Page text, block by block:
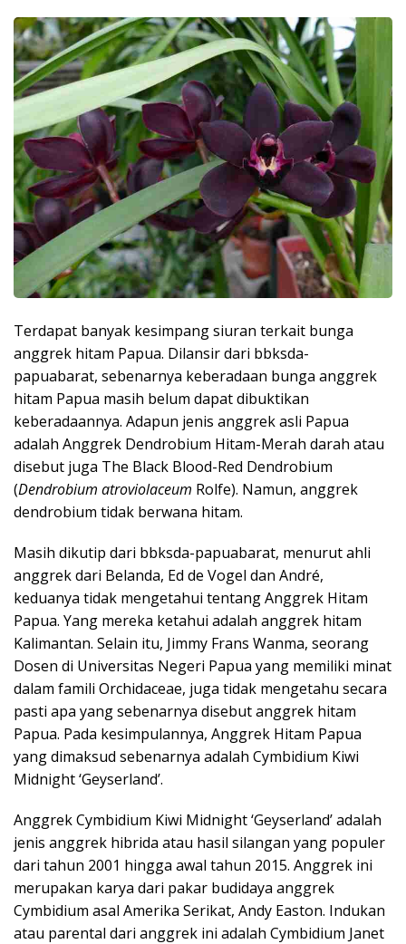
Terdapat banyak kesimpang siuran terkait bunga
anggrek hitam Papua. Dilansir dari bbksda-
papuabarat, sebenarnya keberadaan bunga anggrek
hitam Papua masih belum dapat dibuktikan
keberadaannya. Adapun jenis anggrek asli Papua
adalah Anggrek Dendrobium Hitam-Merah darah atau
disebut juga The Black Blood-Red Dendrobium
(Dendrobium atroviolaceum Rolfe). Namun, anggrek
dendrobium tidak berwana hitam.
Masih dikutip dari bbksda-papuabarat, menurut ahli
anggrek dari Belanda, Ed de Vogel dan André,
keduanya tidak mengetahui tentang Anggrek Hitam
Papua. Yang mereka ketahui adalah anggrek hitam
Kalimantan. Selain itu, Jimmy Frans Wanma, seorang
Dosen di Universitas Negeri Papua yang memiliki minat
dalam famili Orchidaceae, juga tidak mengetahu secara
pasti apa yang sebenarnya disebut anggrek hitam
Papua. Pada kesimpulannya, Anggrek Hitam Papua
yang dimaksud sebenarnya adalah Cymbidium Kiwi
Midnight ‘Geyserland’.
Anggrek Cymbidium Kiwi Midnight ‘Geyserland’ adalah
jenis anggrek hibrida atau hasil silangan yang populer
dari tahun 2001 hingga awal tahun 2015. Anggrek ini
merupakan karya dari pakar budidaya anggrek
Cymbidium asal Amerika Serikat, Andy Easton. Indukan
atau parental dari anggrek ini adalah Cymbidium Janet